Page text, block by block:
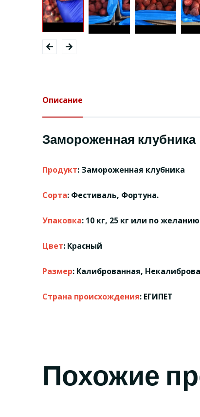
Описание
Замороженная клубника
Продукт: Замороженная клубника
Сорта: Фестиваль, Фортуна.
Упаковка: 10 кг, 25 кг или по
Цвет: Красный
Размер: Калиброванная,
Страна происхождения: ЕГИПЕТ
Похожие